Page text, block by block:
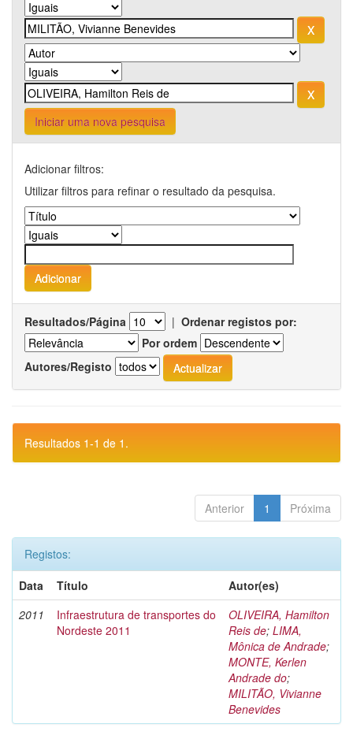
Iniciar uma nova pesquisa
Adicionar filtros:
Utilizar filtros para refinar o resultado da pesquisa.
Resultados/Página | Ordenar registos por:
Por ordem
Autores/Registo
Resultados 1-1 de 1.
Anterior 1 Próxima
Registos:
Data
Título
Autor(es)
2011
Infraestrutura de transportes do
Nordeste 2011
OLIVEIRA, Hamilton
Reis de; LIMA,
Mônica de Andrade;
MONTE, Kerlen
Andrade do;
MILITÃO, Vivianne
Benevides